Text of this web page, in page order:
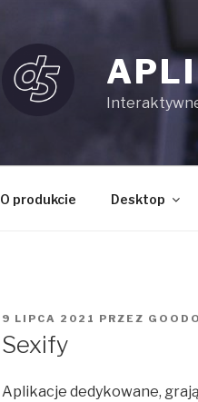
O produkcie Desktop
OPUBLIKOWANE
W
9 LIPCA 2021 PRZEZ
Sexify
Aplikacje dedykowane,